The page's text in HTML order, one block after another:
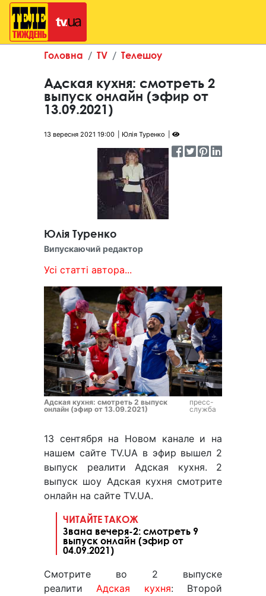
Головна TV Телешоу
Адская кухня: смотреть 2
выпуск онлайн (эфир от
13.09.2021)
13 вересня 2021 19:00 Юлія Туренко
Юлія Туренко
Випускаючий редактор
Усі статті автора...
Адская кухня: смотреть 2 выпуск
онлайн (эфир от 13.09.2021)
пресс-
служба
13 сентября на Новом канале и на
нашем сайте TV.UA в эфир вышел 2
выпуск реалити Адская кухня. 2
выпуск шоу Адская кухня смотрите
онлайн на сайте TV.UA.
ЧИТАЙТЕ ТАКОЖ
Звана вечеря-2: смотреть 9
выпуск онлайн (эфир от
04.09.2021)
Смотрите во 2 выпуске
реалитиАдская кухня: Второй